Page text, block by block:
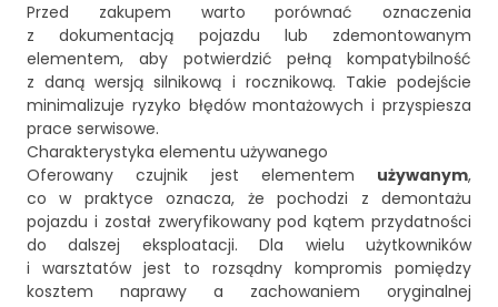
Przed zakupem warto porównać oznaczenia
z dokumentacją pojazdu lub zdemontowanym
elementem, aby potwierdzić pełną kompatybilność
z daną wersją silnikową i rocznikową. Takie podejście
minimalizuje ryzyko błędów montażowych i przyspiesza
prace serwisowe.
Charakterystyka elementu używanego
Oferowany czujnik jest elementem używanym,
co w praktyce oznacza, że pochodzi z demontażu
pojazdu i został zweryfikowany pod kątem przydatności
do dalszej eksploatacji. Dla wielu użytkowników
i warsztatów jest to rozsądny kompromis pomiędzy
kosztem naprawy a zachowaniem oryginalnej